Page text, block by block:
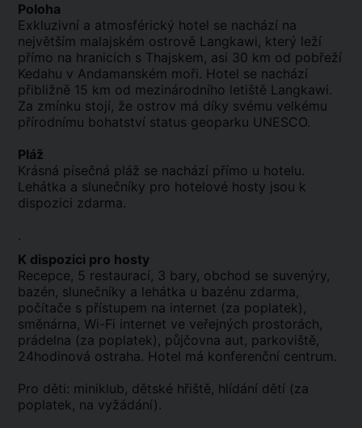
Poloha
Exkluzivní a atmosférický hotel se nachází na
největším malajském ostrově Langkawi, který leží
přímo na hranicích s Thajskem, asi 30 km od pobřeží
Kedahu v Andamanském moři. Hotel se nachází
přibližně 15 km od mezinárodního letiště Langkawi.
Za zmínku stojí, že ostrov má díky svému velkému
přírodnímu bohatství status geoparku UNESCO.
Pláž
Krásná písečná pláž se nachází přímo u hotelu.
Lehátka a slunečníky pro hotelové hosty jsou k
dispozici zdarma.
.
K dispozici pro hosty
Recepce, 5 restaurací, 3 bary, obchod se suvenýry,
bazén, slunečníky a lehátka u bazénu zdarma,
počítače s přístupem na internet (za poplatek),
směnárna, Wi-Fi internet ve veřejných prostorách,
prádelna (za poplatek), půjčovna aut, parkoviště,
24hodinová ostraha. Hotel má konferenční centrum.
Pro děti: miniklub, dětské hřiště, hlídání dětí (za
poplatek, na vyžádání).